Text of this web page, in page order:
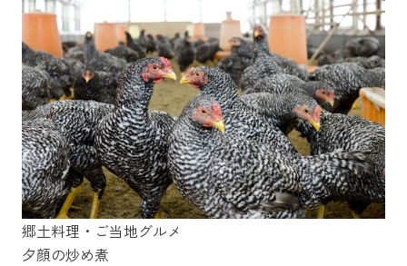
郷土料理・ご当地グルメ
夕顔の炒め煮